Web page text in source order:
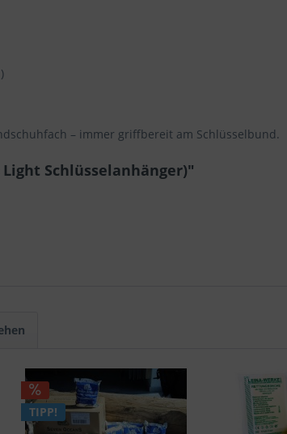
– immer griffbereit am Schlüsselbund.
Schlüsselanhänger)"
TIPP!